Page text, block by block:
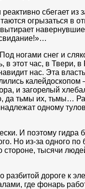
сбегает из
огрызаться в
ногами снег и
в этот час, в Твери,
нас. Эта
и загорелый
да тьмы их, тьмы…
одному
И поэтому гидра
Но из-за одного по
стороне, тысячи
дороге к
где фонарь